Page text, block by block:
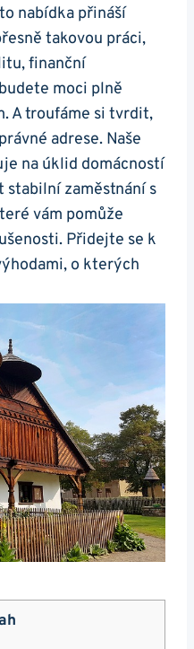
nabídka přináší
takovou práci,
finanční
moci plně
A troufáme si tvrdit,
adrese. Naše
na úklid domácností
stabilní zaměstnání s
vám pomůže
Přidejte se k
o kterých